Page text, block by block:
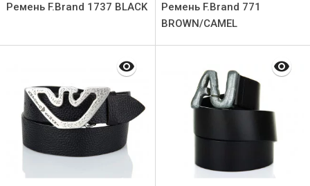
Ремень F.Brand 1737 ВLACK
Ремень F.Brand 771
BROWN/CAMEL